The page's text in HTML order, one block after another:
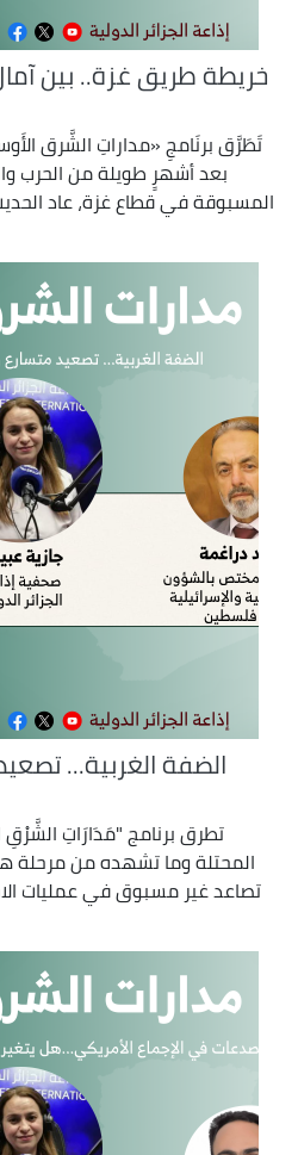
خريطة طريق غزة.. بين
تَطَرَّق برنَامجِ «مداراتِ الشَّرق
بعد أشهرٍ طويلة من الحرب
المسبوقة في قطاع غزة، عاد
الضفة الغربية...
تطرق برنامج "مَدَارَاتِ الشَّرْقِ
المحتلة وما تشهده من مرحلة
تصاعد غير مسبوق في عمليات